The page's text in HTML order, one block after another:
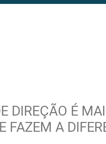
DIREÇÃO É
FAZEM A